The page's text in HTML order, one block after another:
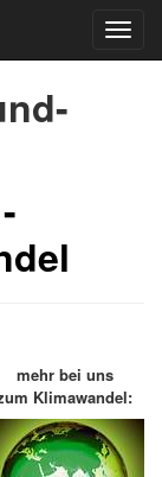
mehr bei uns
Klimawandel: